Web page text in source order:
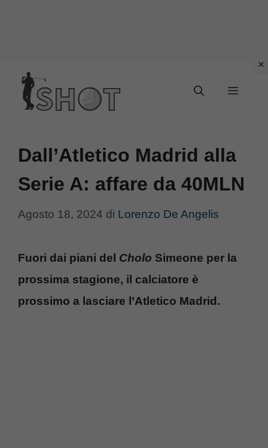
contenuto
Menu
Dall’Atletico Madrid alla
Serie A: affare da 40MLN
Agosto 18, 2024 di Lorenzo De Angelis
Fuori dai piani del Cholo Simeone per la
prossima stagione, il calciatore è
prossimo a lasciare l’Atletico Madrid.